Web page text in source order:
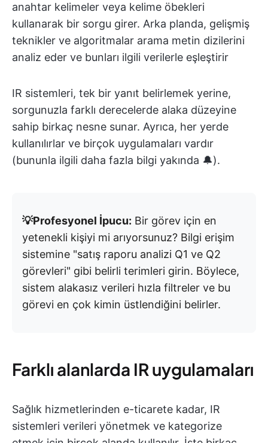
anahtar kelimeler veya kelime öbekleri
kullanarak bir sorgu girer. Arka planda, gelişmiş
teknikler ve algoritmalar arama metin dizilerini
analiz eder ve bunları ilgili verilerle eşleştirir
IR sistemleri, tek bir yanıt belirlemek yerine,
sorgunuzla farklı derecelerde alaka düzeyine
sahip birkaç nesne sunar. Ayrıca, her yerde
kullanılırlar ve birçok uygulamaları vardır
(bununla ilgili daha fazla bilgi yakında 🔔).
💡Profesyonel İpucu: Bir görev için en
yetenekli kişiyi mi arıyorsunuz? Bilgi erişim
sistemine "satış raporu analizi Q1 ve Q2
görevleri" gibi belirli terimleri girin. Böylece,
sistem alakasız verileri hızla filtreler ve bu
görevi en çok kimin üstlendiğini belirler.
Farklı alanlarda IR uygulamaları
Sağlık hizmetlerinden e-ticarete kadar, IR
sistemleri verileri yönetmek ve kategorize